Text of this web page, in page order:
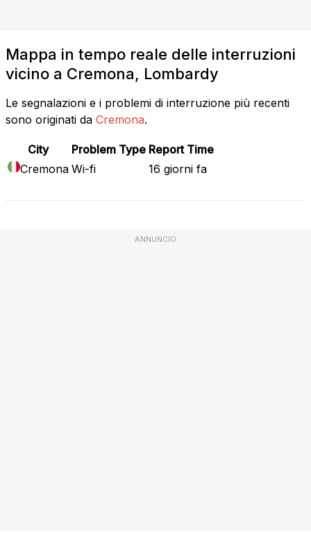
Mappa in tempo reale delle interruzioni
vicino a Cremona, Lombardy
Le segnalazioni e i problemi di interruzione più recenti
sono originati da Cremona.
City Problem Type Report Time
Cremona Wi-fi 16 giorni fa
ANNUNCIO